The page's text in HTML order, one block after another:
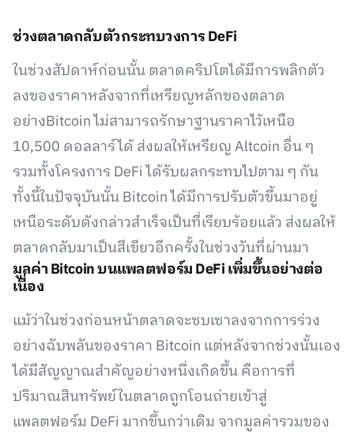
ช่วงตลาดกลับตัวกระทบวงการ DeFi
ในช่วงสัปดาห์ก่อนนั้น ตลาดคริปโตได้มีการพลิกตัว
ลงของราคาหลังจากที่เหรียญหลักของตลาด
อย่างBitcoin ไม่สามารถรักษาฐานราคาไว้เหนือ
10,500 ดอลลาร์ได้ ส่งผลให้เหรียญ Altcoin อื่น ๆ
รวมทั้งโครงการ DeFi ได้รับผลกระทบไปตาม ๆ กัน
ทั้งนี้ในปัจจุบันนั้น Bitcoin ได้มีการปรับตัวขึ้นมาอยู่
เหนือระดับดังกล่าวสำเร็จเป็นที่เรียบร้อยแล้ว ส่งผลให้
ตลาดกลับมาเป็นสีเขียวอีกครั้งในช่วงวันที่ผ่านมา
มูลค่า Bitcoin บนแพลตฟอร์ม DeFi เพิ่มขึ้นอย่างต่อ
เนื่อง
แม้ว่าในช่วงก่อนหน้าตลาดจะซบเซาลงจากการร่วง
อย่างฉับพลันของราคา Bitcoin แต่หลังจากช่วงนั้นเอง
ได้มีสัญญาณสำคัญอย่างหนึ่งเกิดขึ้น คือการที่
ปริมาณสินทรัพย์ในตลาดถูกโอนถ่ายเข้าสู่
แพลตฟอร์ม DeFi มากขึ้นกว่าเดิม จากมูลค่ารวมของ